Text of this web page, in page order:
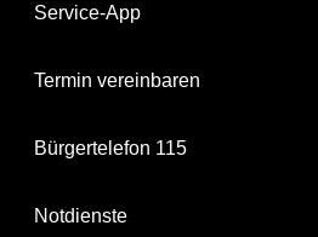
Service-App
Termin vereinbaren
Bürgertelefon 115
Notdienste